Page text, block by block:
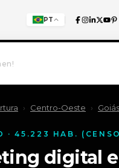
PT
› Centro-Oeste › Goiás
· 45.223 HAB.
digital